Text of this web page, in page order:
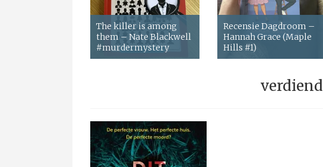
The killer is among
them – Nate Blackwell
#murdermystery
Recensie Dagdroom –
Hannah Grace (Maple
Hills #1)
verdiend